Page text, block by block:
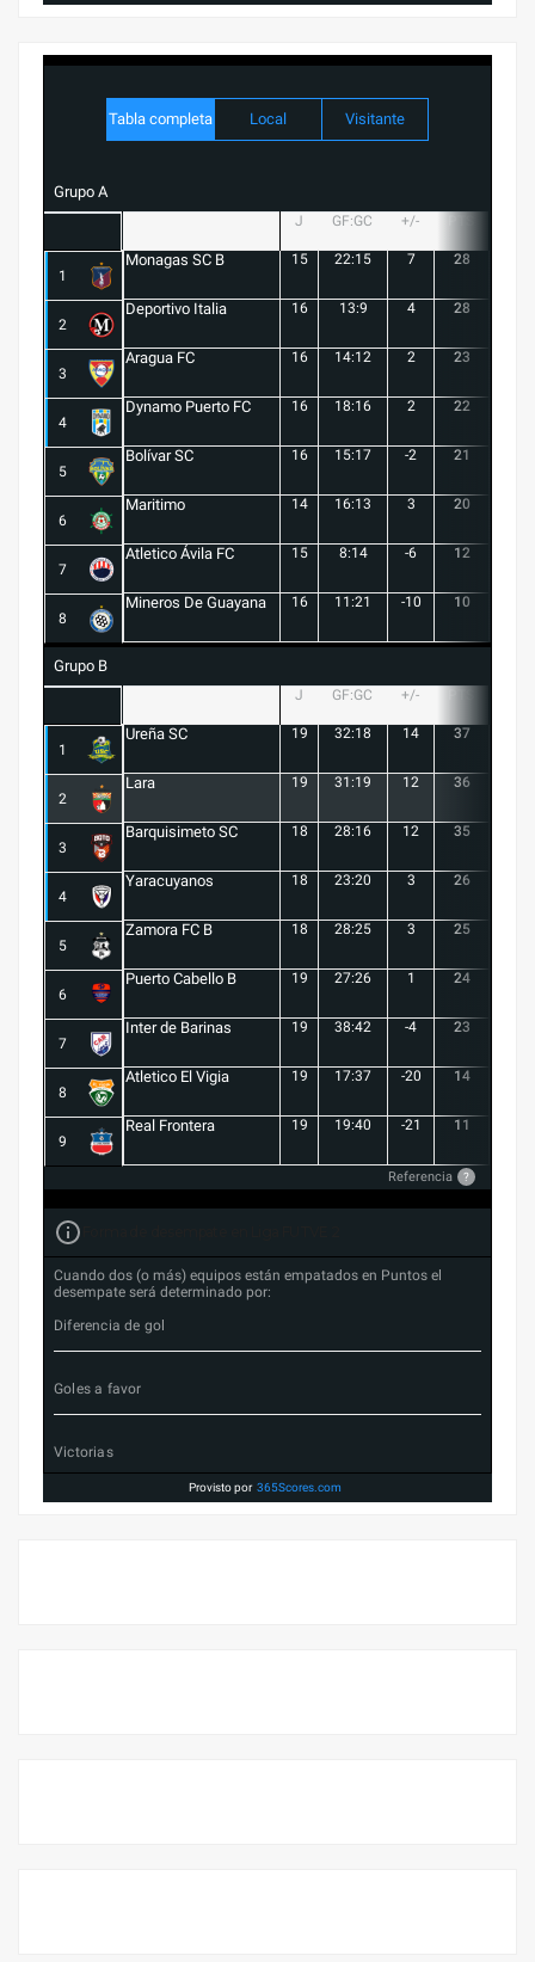
Tabla completa Local Visitante
Grupo A
J GF:GC +/-
1
Monagas SC B 15 22:15 7 28
2
Deportivo Italia 16 13:9 4 28
3
Aragua FC 16 14:12 2 23
4
Dynamo Puerto FC 16 18:16 2 22
5
Bolívar SC 16 15:17 -2 21
6
Maritimo 14 16:13 3 20
7
Atletico Ávila FC 15 8:14 -6 12
8
Mineros De Guayana 16 11:21 -10 10
Grupo B
J GF:GC +/-
1
Ureña SC 19 32:18 14 37
2
Lara 19 31:19 12 36
3
Barquisimeto SC 18 28:16 12 35
4
Yaracuyanos 18 23:20 3 26
5
Zamora FC B 18 28:25 3 25
6
Puerto Cabello B 19 27:26 1 24
7
Inter de Barinas 19 38:42 -4 23
8
Atletico El Vigia 19 17:37 -20 14
9
Real Frontera 19 19:40 -21 11
Referencia ?
Cuando dos (o más) equipos están empatados en Puntos el
desempate será determinado por:
Diferencia de gol
Goles a favor
Victorias
Provisto por 365Scores.com